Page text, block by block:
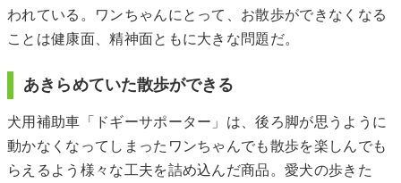
われている。ワンちゃんにとって、お散歩ができなくなる
ことは健康面、精神面ともに大きな問題だ。
あきらめていた散歩ができる
犬用補助車「ドギーサポーター」は、後ろ脚が思うように
動かなくなってしまったワンちゃんでも散歩を楽しんでも
らえるよう様々な工夫を詰め込んだ商品。愛犬の歩きた